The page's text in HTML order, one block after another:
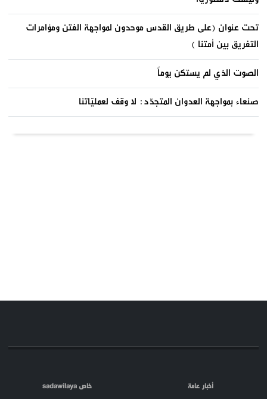
تحت عنوان (على طريق القدس موحدون لمواجهة الفتن ومؤامرات
التفريق بين أمتنا )
الصوت الذي لم يستكن يوماً
صنعاء بمواجهة العدوان المتجدّد: لا وقف لعمليّاتنا
أخبار عامة خاص sadawilaya